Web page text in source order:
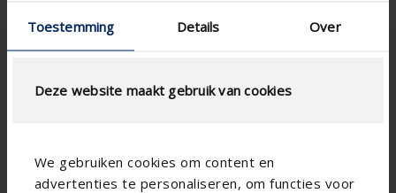
Toestemming Details Over
Deze website maakt gebruik van cookies
We gebruiken cookies om content en
advertenties te personaliseren, om functies voor
Berechnung
Type Maschendraht
LUFTSTROMBERECHNUNG